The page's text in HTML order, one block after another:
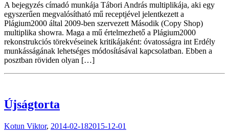
A bejegyzés címadó munkája Tábori András multiplikája, aki egy
egyszerűen megvalósítható mű receptjével jelentkezett a
Plágium2000 által 2009-ben szervezett Második (Copy Shop)
multiplika showra. Maga a mű értelmezhető a Plágium2000
rekonstrukciós törekvéseinek kritikájaként: óvatosságra int Erdély
munkásságának lehetséges módosításával kapcsolatban. Ebben a
posztban röviden olyan […]
Újságtorta
Kotun Viktor, 2014-02-182015-12-01